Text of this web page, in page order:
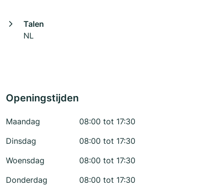
Talen
NL
Openingstijden
Maandag
08:00 tot 17:30
Dinsdag
08:00 tot 17:30
Woensdag
08:00 tot 17:30
Donderdag
08:00 tot 17:30